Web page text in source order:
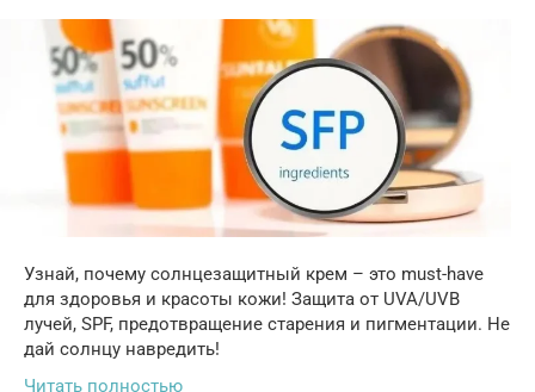
Узнай, почему солнцезащитный крем – это must-have
для здоровья и красоты кожи! Защита от UVA/UVB
лучей, SPF, предотвращение старения и пигментации. Не
дай солнцу навредить!
Читать полностью